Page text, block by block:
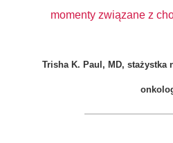
momenty związane z
Trisha K. Paul, MD,